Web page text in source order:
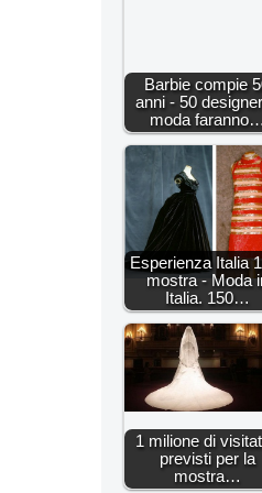
Barbie compie
anni - 50
moda faranno…
Esperienza Italia
mostra - Moda
Italia. 150…
1 milione di
previsti per la
mostra…